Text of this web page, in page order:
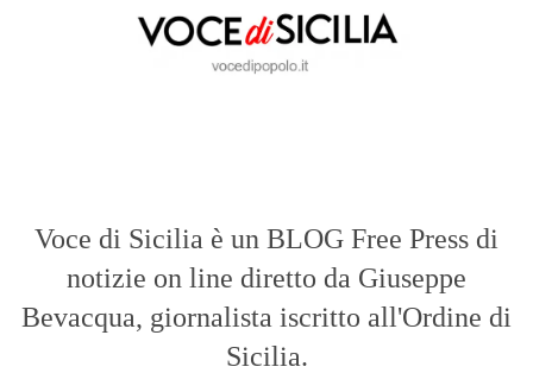
Voce di Sicilia è un BLOG Free Press di
notizie on line diretto da Giuseppe
Bevacqua, giornalista iscritto all'Ordine di
Sicilia.